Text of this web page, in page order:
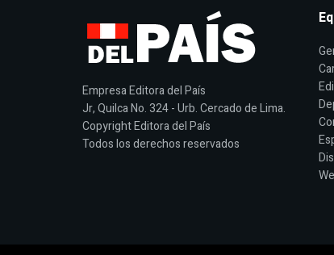
Empresa Editora del País
Jr, Quilca No. 324 - Urb. Cercado de Lima.
Copyright Editora del País
Todos los derechos reservados